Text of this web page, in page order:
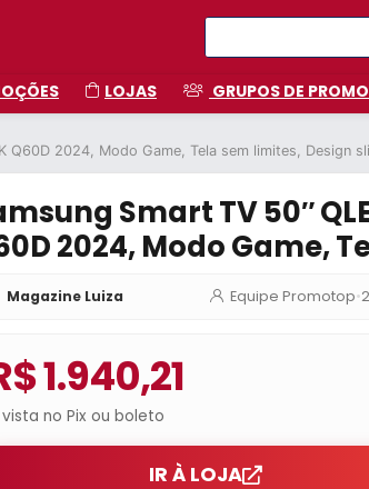
LOJAS GRUPOS DE
Q60D 2024, Modo Game, Tela sem limites, Design
Smart TV 50″
2024, Modo Game,
limites, Design slim,
de cabos, Alexa built
Magazine Luiza Equipe Promotop•
1.940,21
no Pix ou boleto
IR À LOJA